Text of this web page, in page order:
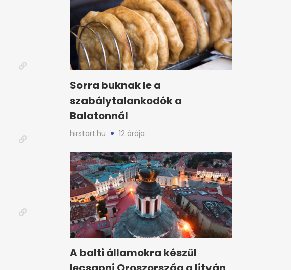
Sorra buknak le a
szabálytalankodók a
Balatonnál
hirstart.hu 12 órája
A balti államokra készül